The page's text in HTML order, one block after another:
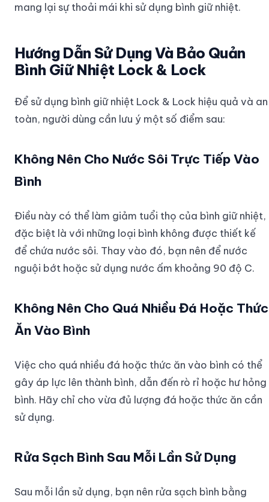
mang lại sự thoải mái khi sử dụng bình giữ nhiệt.
Hướng Dẫn Sử Dụng Và Bảo Quản
Bình Giữ Nhiệt Lock & Lock
Để sử dụng bình giữ nhiệt Lock & Lock hiệu quả và an
toàn, người dùng cần lưu ý một số điểm sau:
Không Nên Cho Nước Sôi Trực Tiếp Vào
Bình
Điều này có thể làm giảm tuổi thọ của bình giữ nhiệt,
đặc biệt là với những loại bình không được thiết kế
để chứa nước sôi. Thay vào đó, bạn nên để nước
nguội bớt hoặc sử dụng nước ấm khoảng 90 độ C.
Không Nên Cho Quá Nhiều Đá Hoặc Thức
Ăn Vào Bình
Việc cho quá nhiều đá hoặc thức ăn vào bình có thể
gây áp lực lên thành bình, dẫn đến rò rỉ hoặc hư hỏng
bình. Hãy chỉ cho vừa đủ lượng đá hoặc thức ăn cần
sử dụng.
Rửa Sạch Bình Sau Mỗi Lần Sử Dụng
Sau mỗi lần sử dụng, bạn nên rửa sạch bình bằng